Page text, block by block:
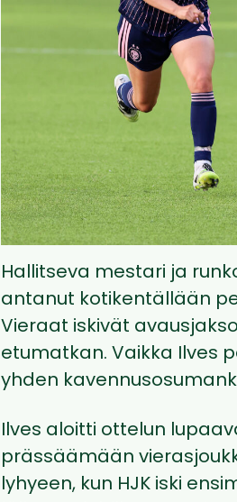
Hallitseva mestari ja
antanut kotikentällään
Vieraat iskivät
etumatkan. Vaikka Ilves
yhden
Ilves aloitti ottelun
prässäämään
lyhyeen, kun HJK iski